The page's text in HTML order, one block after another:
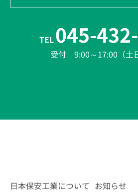
TEL045-
受付 9:00～17:00（土
日本保安工業について お知らせ